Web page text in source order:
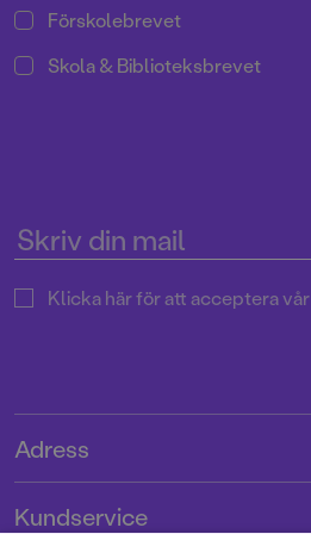
Förskolebrevet
Skola & Biblioteksbrevet
Klicka här för att acceptera vår
Adress
Kundservice